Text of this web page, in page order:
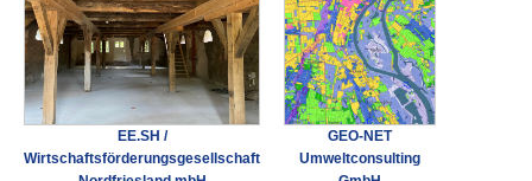
EE.SH /
Wirtschaftsförderungsgesellschaft
GEO-NET
Umweltconsulting